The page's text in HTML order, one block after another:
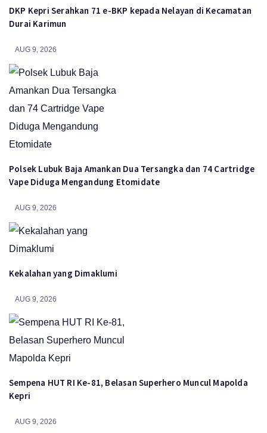
DKP Kepri Serahkan 71 e-BKP kepada Nelayan di Kecamatan
Durai Karimun
AUG 9, 2026
Polsek Lubuk Baja Amankan Dua Tersangka dan 74 Cartridge
Vape Diduga Mengandung Etomidate
AUG 9, 2026
Kekalahan yang Dimaklumi
AUG 9, 2026
Sempena HUT RI Ke-81, Belasan Superhero Muncul Mapolda
Kepri
AUG 9, 2026